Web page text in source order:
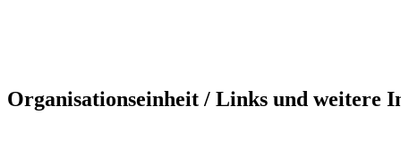
Organisationseinheit / Links und weitere